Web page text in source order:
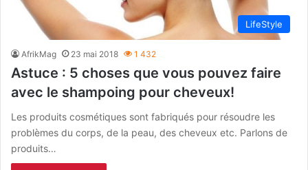
LifeStyle
AfrikMag 23 mai 2018 1 432
Astuce : 5 choses que vous pouvez faire
avec le shampoing pour cheveux!
Les produits cosmétiques sont fabriqués pour résoudre les
problèmes du corps, de la peau, des cheveux etc. Parlons de
produits…